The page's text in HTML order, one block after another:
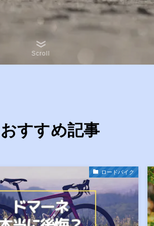
Scroll
おすすめ記事
ロードバイク